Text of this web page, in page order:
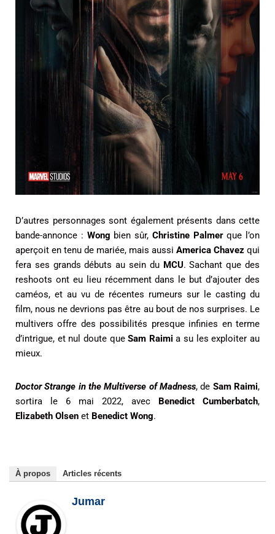
D’autres personnages sont également présents dans cette
bande-annonce : Wong bien sûr, Christine Palmerque l’on
aperçoit en tenu de mariée, mais aussi America Chavez qui
fera ses grands débuts au sein du MCU. Sachant que des
reshoots ont eu lieu récemment dans le but d’ajouter des
caméos, et au vu de récentes rumeurs sur le casting du
film, nous ne devrions pas être au bout de nos surprises. Le
multivers offre des possibilités presque infinies en terme
d’intrigue, et nul doute queSam Raimi a su les exploiter au
mieux.
Doctor Strange in the Multiverse of Madness, de Sam Raimi,
sortira le 6 mai 2022, avec
Benedict Cumberbatch,
Elizabeth Olsen et Benedict Wong.
À propos Articles récents
Jumar